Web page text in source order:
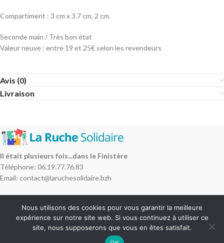
Compartiment : 3 cm x 3.7 cm, 2 cm.
Seconde main / Très bon état
Valeur neuve : entre 19 et 25€ selon les revendeurs
Avis (0)
Livraison
Il était plusieurs fois...dans le Finistère
Téléphone: 06.19.77.76.83
Email: contact@laruchesolidaire.bzh
NOS ACTIONS
RÉÉMPLOI
Nous utilisons des cookies pour vous garantir la meilleure
expérience sur notre site web. Si vous continuez à utiliser ce
site, nous supposerons que vous en êtes satisfait.